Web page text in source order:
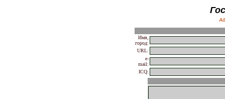
Имя,
город:
URL:
e-
mail:
ICQ: